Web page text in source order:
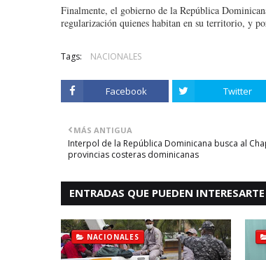
Finalmente, el gobierno de la República
regularización quienes habitan en su territorio, y
Tags: NACIONALES
Facebook Twitter
MÁS ANTIGUA
Interpol de la República Dominicana busca al
provincias costeras dominicanas
ENTRADAS QUE PUEDEN INTERESARTE
NACIONALES